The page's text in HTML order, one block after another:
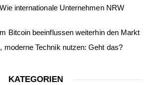
internationale Unternehmen NRW
Bitcoin beeinflussen weiterhin den Markt
moderne Technik nutzen: Geht das?
KATEGORIEN